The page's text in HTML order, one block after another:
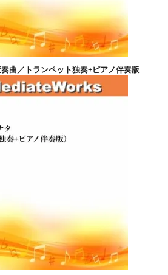
曲／トランペット独奏+ピアノ伴奏版
4,400円(税込)